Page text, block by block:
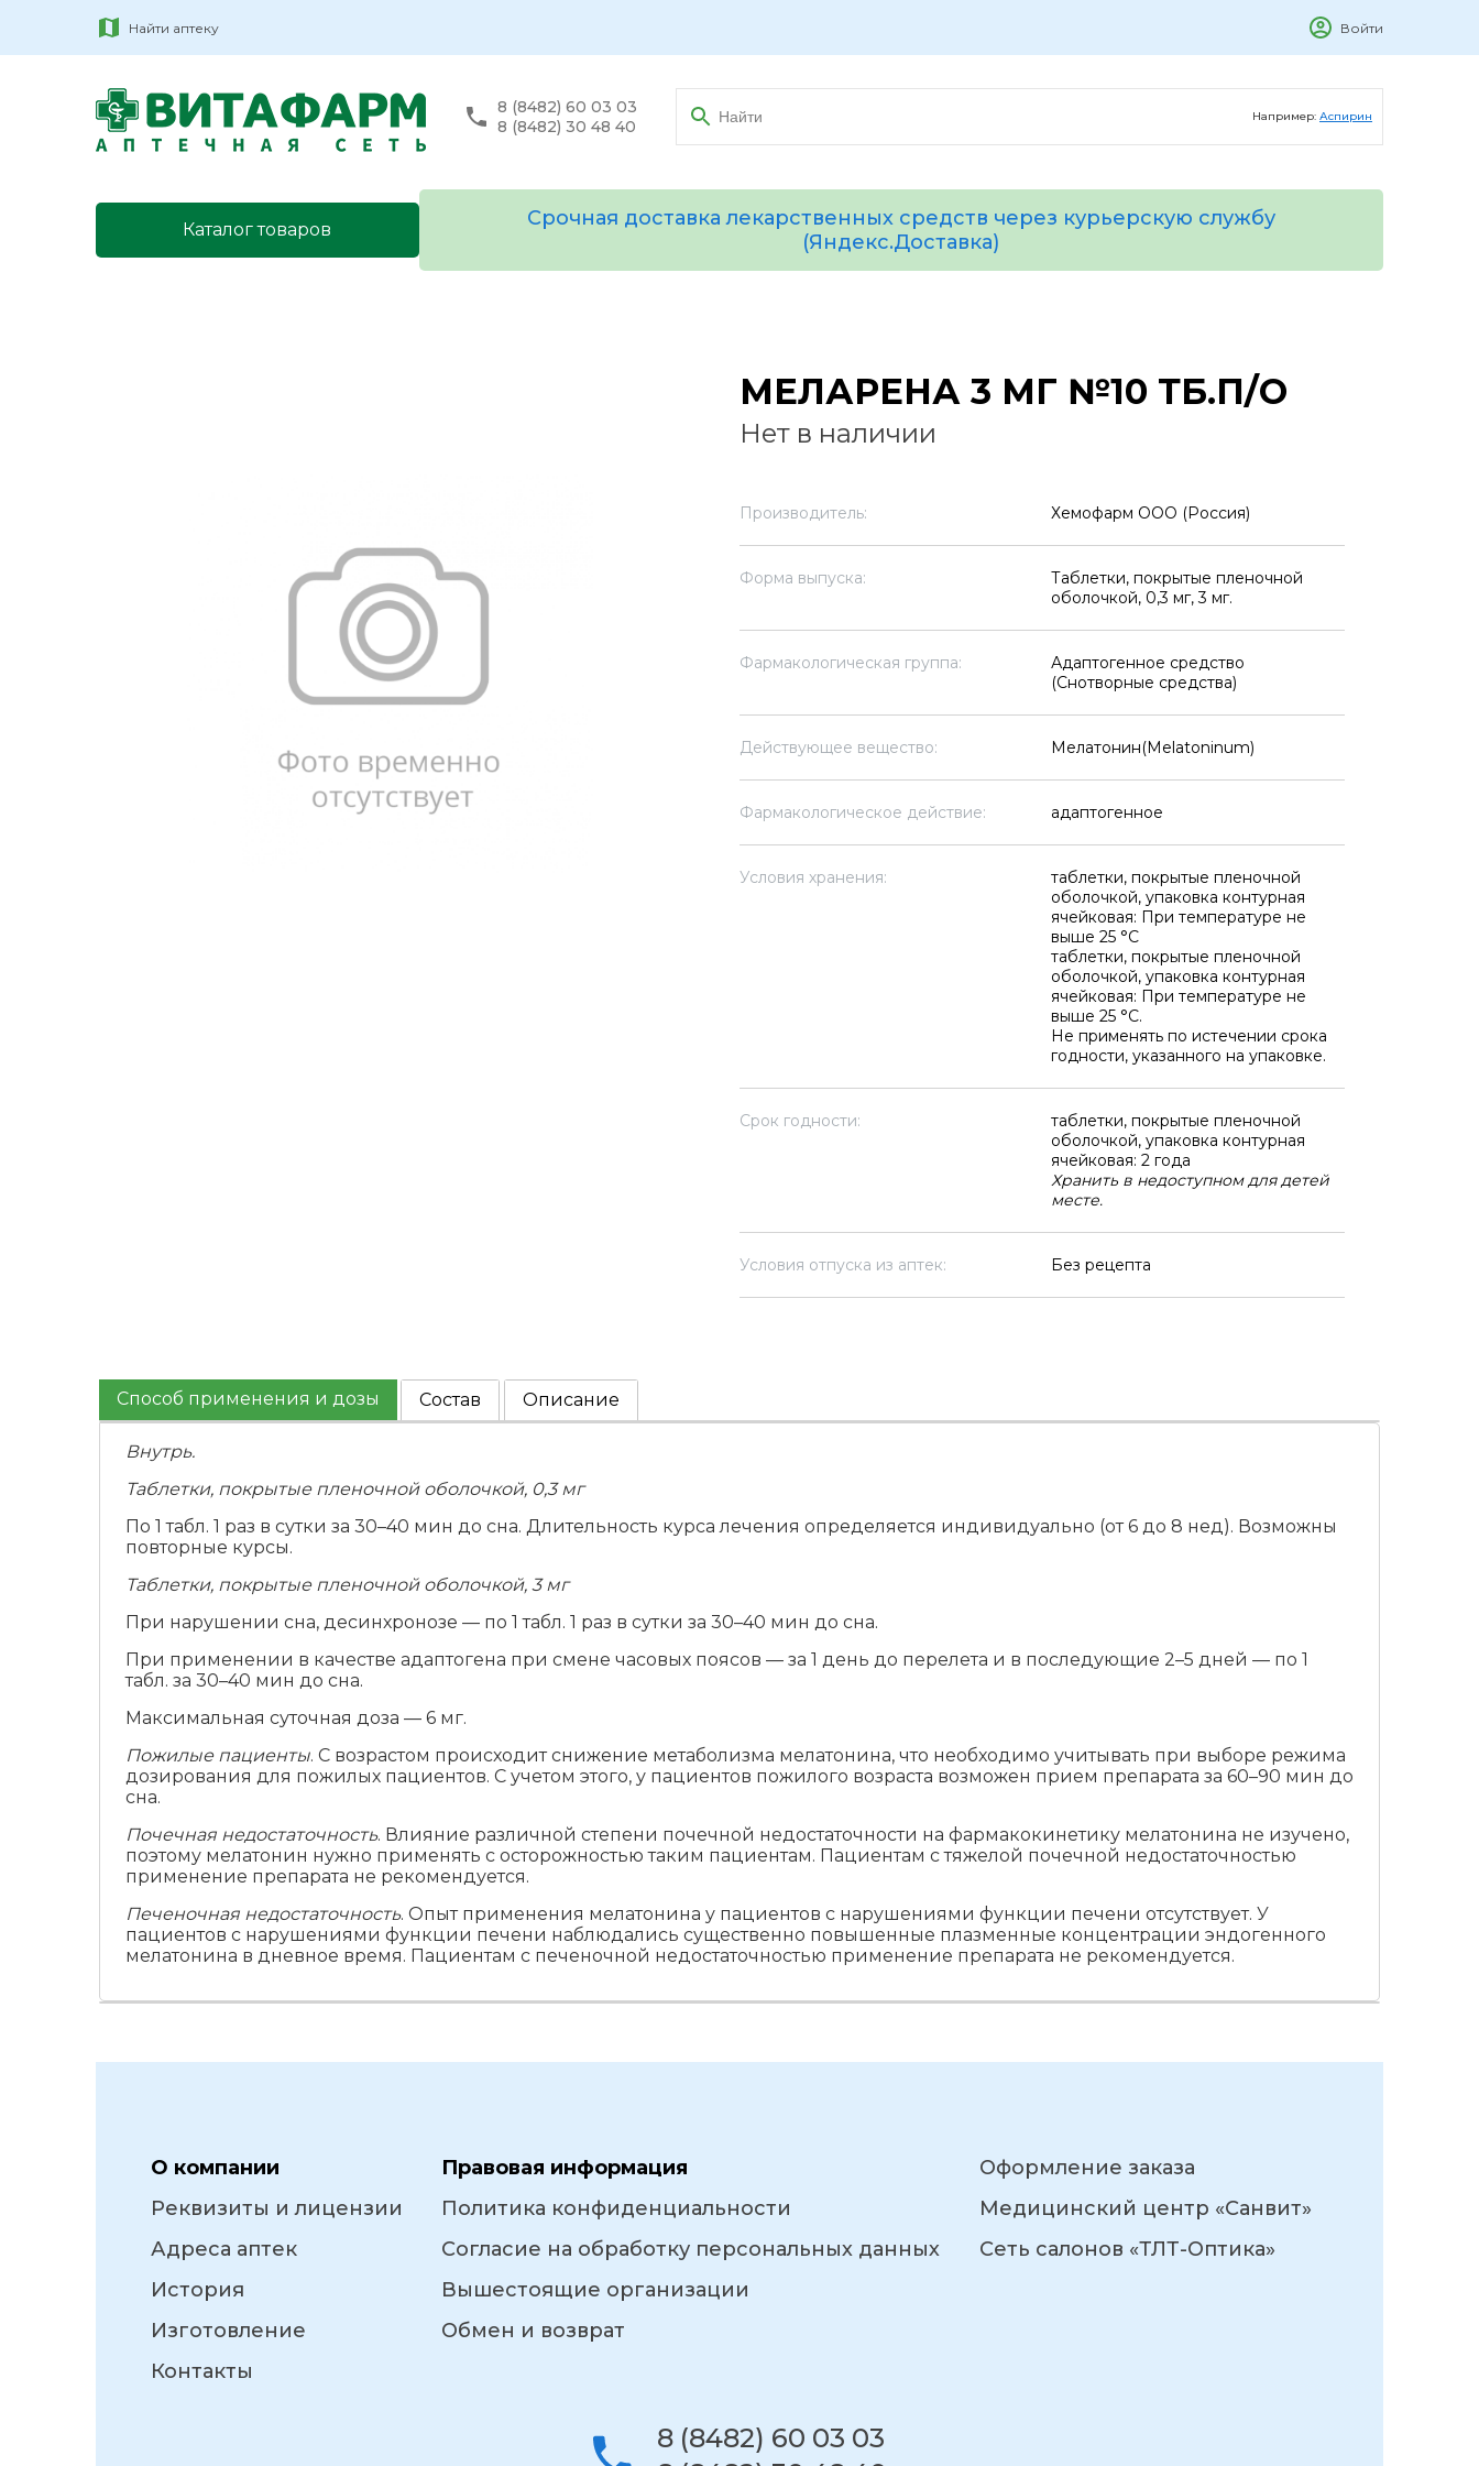
Найти аптеку Войти
8 (8482) 60 03 03
8 (8482) 30 48 40
Например: Аспирин
Каталог товаров
Срочная доставка лекарственных средств через курьерскую службу
(Яндекс.Доставка)
МЕЛАРЕНА 3 МГ №10 ТБ.П/О
Нет в наличии
Производитель: Хемофарм ООО (Россия)
Форма выпуска:
Таблетки, покрытые пленочной
оболочкой, 0,3 мг, 3 мг.
Фармакологическая группа:
Адаптогенное средство
(Снотворные средства)
Действующее вещество: Мелатонин(Melatoninum)
Фармакологическое действие: адаптогенное
Условия хранения:
таблетки, покрытые пленочной
оболочкой, упаковка контурная
ячейковая: При температуре не
выше 25 °C
таблетки, покрытые пленочной
оболочкой, упаковка контурная
ячейковая: При температуре не
выше 25 °C.
Не применять по истечении срока
годности, указанного на упаковке.
Срок годности:
таблетки, покрытые пленочной
оболочкой, упаковка контурная
ячейковая: 2 года
Хранить в недоступном для детей
месте.
Условия отпуска из аптек: Без рецепта
Способ применения и дозы Состав Описание
Внутрь.
Таблетки, покрытые пленочной оболочкой, 0,3 мг
По 1 табл. 1 раз в сутки за 30–40 мин до сна. Длительность курса лечения определяется индивидуально (от 6 до 8 нед). Возможны
повторные курсы.
Таблетки, покрытые пленочной оболочкой, 3 мг
При нарушении сна, десинхронозе — по 1 табл. 1 раз в сутки за 30–40 мин до сна.
При применении в качестве адаптогена при смене часовых поясов — за 1 день до перелета и в последующие 2–5 дней — по 1
табл. за 30–40 мин до сна.
Максимальная суточная доза — 6 мг.
Пожилые пациенты. С возрастом происходит снижение метаболизма мелатонина, что необходимо учитывать при выборе режима
дозирования для пожилых пациентов. С учетом этого, у пациентов пожилого возраста возможен прием препарата за 60–90 мин до
сна.
Почечная недостаточность. Влияние различной степени почечной недостаточности на фармакокинетику мелатонина не изучено,
поэтому мелатонин нужно применять с осторожностью таким пациентам. Пациентам с тяжелой почечной недостаточностью
применение препарата не рекомендуется.
Печеночная недостаточность. Опыт применения мелатонина у пациентов с нарушениями функции печени отсутствует. У
пациентов с нарушениями функции печени наблюдались существенно повышенные плазменные концентрации эндогенного
мелатонина в дневное время. Пациентам с печеночной недостаточностью применение препарата не рекомендуется.
О компании
Реквизиты и лицензии
Адреса аптек
История
Изготовление
Контакты
Правовая информация
Политика конфиденциальности
Согласие на обработку персональных данных
Вышестоящие организации
Обмен и возврат
Оформление заказа
Медицинский центр «Санвит»
Сеть салонов «ТЛТ-Оптика»
8 (8482) 60 03 03